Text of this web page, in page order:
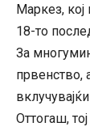
Маркез, кој
18-то
За
првенство,
Оттогаш,